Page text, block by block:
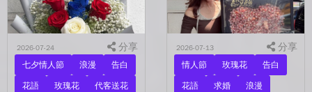
2026-07-24 分享
七夕情人節 浪漫
告白
花語
玫瑰花
代客送花
2026-07-13 分享
情人節 玫瑰花
告白
花語
求婚
浪漫